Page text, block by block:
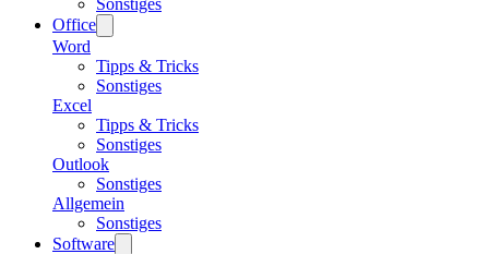
Office
Word
Tipps & Tricks
Sonstiges
Excel
Tipps & Tricks
Sonstiges
Outlook
Sonstiges
Allgemein
Sonstiges
Software